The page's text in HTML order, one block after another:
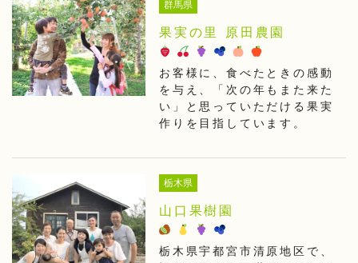
群馬県
果実の里 原田農園
お客様に、食べたときの感動
を与え、「次の年もまた来た
い」と思っていただける果実
作りを目指しています。
栃木県
山口果樹園
栃木県宇都宮市清原地区で、